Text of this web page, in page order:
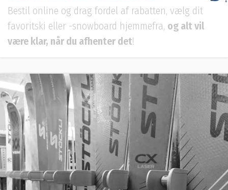
Bestil online og drag fordel af rabatten, vælg dit
favoritski eller -snowboard hjemmefra, og alt vil
være klar, når du afhenter det!